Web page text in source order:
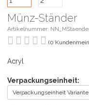
Münz-Ständer
Artikelnummer:
(0
Acryl
Verpackungseinheit:
Verpackungseinheit